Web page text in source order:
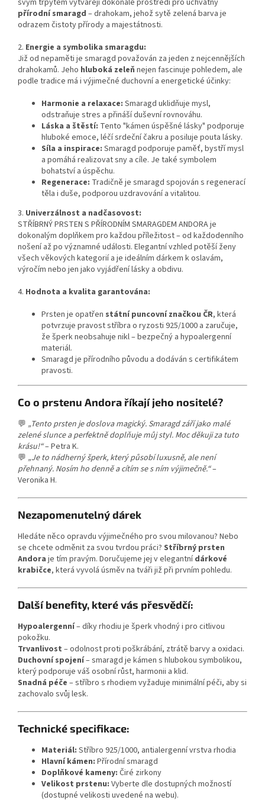
svým třpytem vytvářejí dokonalé prostředí pro úchvatný
přírodní smaragd – drahokam, jehož sytě zelená barva je
odrazem čistoty přírody a majestátnosti.
2. Energie a symbolika smaragdu:
Již od nepaměti je smaragd považován za jeden z nejcennějších
drahokamů. Jeho hluboká zeleň nejen fascinuje pohledem, ale
podle tradice má i výjimečné duchovní a energetické účinky:
Harmonie a relaxace: Smaragd uklidňuje mysl,
odstraňuje stres a přináší duševní rovnováhu.
Láska a štěstí: Tento "kámen úspěšné lásky" podporuje
hluboké emoce, léčí srdeční čakru a posiluje pouta lásky.
Síla a inspirace: Smaragd podporuje paměť, bystří mysl
a pomáhá realizovat sny a cíle. Je také symbolem
bohatství a úspěchu.
Regenerace: Tradičně je smaragd spojován s regenerací
těla i duše, podporou uzdravování a vitalitou.
3. Univerzálnost a nadčasovost:
STŘÍBRNÝ PRSTEN S PŘÍRODNÍM SMARAGDEM ANDORA je
dokonalým doplňkem pro každou příležitost – od každodenního
nošení až po významné události. Elegantní vzhled potěší ženy
všech věkových kategorií a je ideálním dárkem k oslavám,
výročím nebo jen jako vyjádření lásky a obdivu.
4. Hodnota a kvalita garantována:
Prsten je opatřen státní puncovní značkou ČR, která
potvrzuje pravost stříbra o ryzosti 925/1000 a zaručuje,
že šperk neobsahuje nikl – bezpečný a hypoalergenní
materiál.
Smaragd je přírodního původu a dodáván s certifikátem
pravosti.
Co o prstenu Andora říkají jeho nositelé?
💬 „Tento prsten je doslova magický. Smaragd září jako malé
zelené slunce a perfektně doplňuje můj styl. Moc děkuji za tuto
krásu!“– Petra K.
💬 „Je to nádherný šperk, který působí luxusně, ale není
přehnaný. Nosím ho denně a cítím se s ním výjimečně.“–
Veronika H.
Nezapomenutelný dárek
Hledáte něco opravdu výjimečného pro svou milovanou? Nebo
se chcete odměnit za svou tvrdou práci? Stříbrný prsten
Andora je tím pravým. Doručujeme jej v elegantnídárkové
krabičce, která vyvolá úsměv na tváři již při prvním pohledu.
Další benefity, které vás přesvědčí:
Hypoalergenní– díky rhodiu je šperk vhodný i pro citlivou
pokožku.
Trvanlivost – odolnost proti poškrábání, ztrátě barvy a oxidaci.
Duchovní spojení– smaragd je kámen s hlubokou symbolikou,
který podporuje váš osobní růst, harmonii a klid.
Snadná péče – stříbro s rhodiem vyžaduje minimální péči, aby si
zachovalo svůj lesk.
Technické specifikace:
Materiál: Stříbro 925/1000, antialergenní vrstva rhodia
Hlavní kámen: Přírodní smaragd
Doplňkové kameny: Čiré zirkony
Velikost prstenu: Vyberte dle dostupných možností
(dostupné velikosti uvedené na webu).